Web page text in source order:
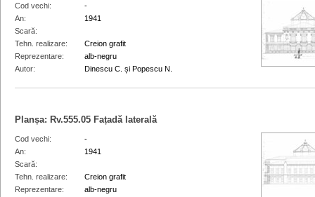
Cod vechi
-
An
1941
Scară
Tehn. realizare
Creion grafit
Reprezentare
alb-negru
Autor
Dinescu C. și Popescu N.
Planșa: Rv.555.05 Fațadă laterală
Cod vechi
-
An
1941
Scară
Tehn. realizare
Creion grafit
Reprezentare
alb-negru